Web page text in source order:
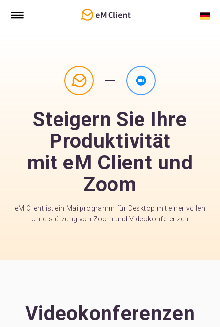
Steigern Sie Ihre
Produktivität
mit eM Client und
Zoom
eM Client ist ein Mailprogramm für Desktop mit einer vollen
Unterstützung von Zoom und Videokonferenzen
Videokonferenzen